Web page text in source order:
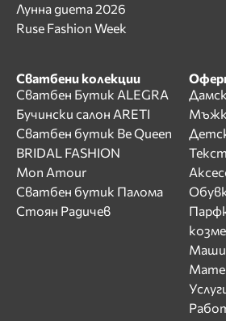
Лунна диета 2026
Ruse Fashion Week
Сватбени колекции
Сватбен Бутик ALEGRA
Бучински салон ARETI
Сватбен бутик Be Queen
BRIDAL FASHION
Mon Amour
Сватбен бутик Палома
Стоян Радичев